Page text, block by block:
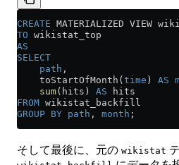
CREATE MATERIALIZED VIEW
TO wikistat_top
AS
SELECT
    path
,
    toStartOfMonth(
time ) AS
    sum
(hits) AS hits
FROM wikistat_backfill
GROUP BY path , month ;
そして最後に、元の wikistat